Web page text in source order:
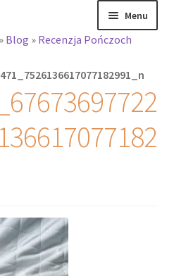
Menu
» Blog » Recenzja Pończoch